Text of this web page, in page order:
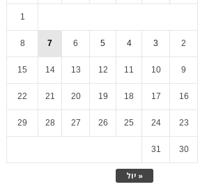
« יול
1
2
3
4
5
6
7
8
9
10
11
12
13
14
15
16
17
18
19
20
21
22
23
24
25
26
27
28
29
30
31